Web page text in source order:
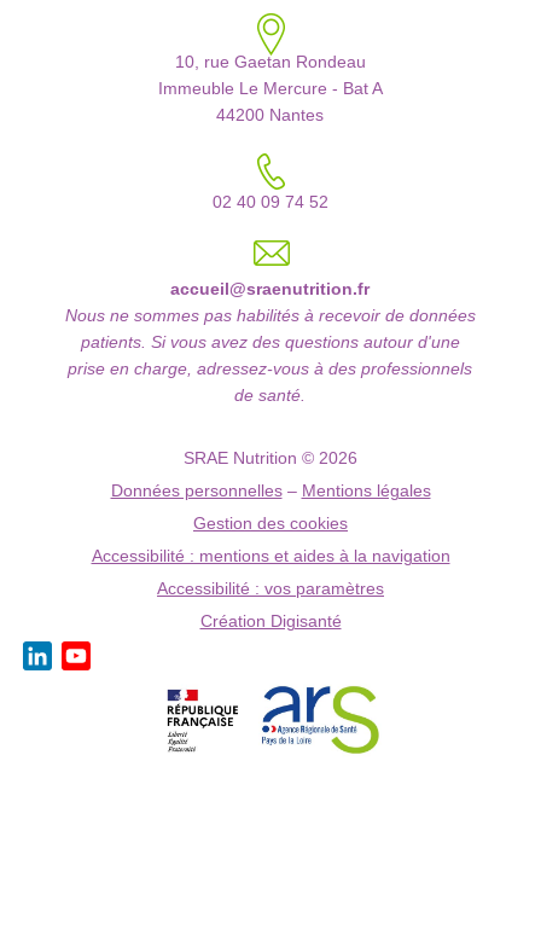
10, rue Gaetan Rondeau
Immeuble Le Mercure - Bat A
44200 Nantes
02 40 09 74 52
accueil@sraenutrition.fr
Nous ne sommes pas habilités à recevoir de données
patients. Si vous avez des questions autour d'une
prise en charge, adressez-vous à des professionnels
de santé.
SRAE Nutrition © 2026
Données personnelles– Mentions légales
Gestion des cookies
Accessibilité : mentions et aides à la navigation
Accessibilité : vos paramètres
Création Digisanté
LinkedIn